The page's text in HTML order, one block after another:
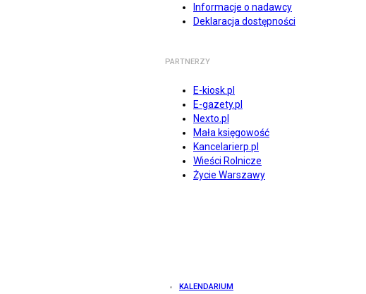
Informacje o nadawcy
Deklaracja dostępności
PARTNERZY
E-kiosk.pl
E-gazety.pl
Nexto.pl
Mała księgowość
Kancelarierp.pl
Wieści Rolnicze
Życie Warszawy
KALENDARIUM